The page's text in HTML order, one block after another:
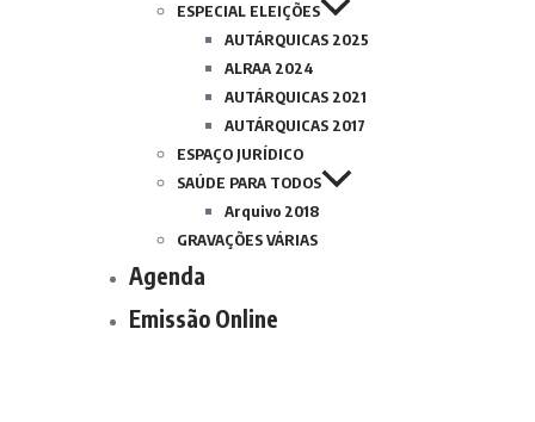
ESPECIAL ELEIÇÕES
AUTÁRQUICAS 2025
ALRAA 2024
AUTÁRQUICAS 2021
AUTÁRQUICAS 2017
ESPAÇO JURÍDICO
SAÚDE PARA TODOS
Arquivo 2018
GRAVAÇÕES VÁRIAS
Agenda
Emissão Online